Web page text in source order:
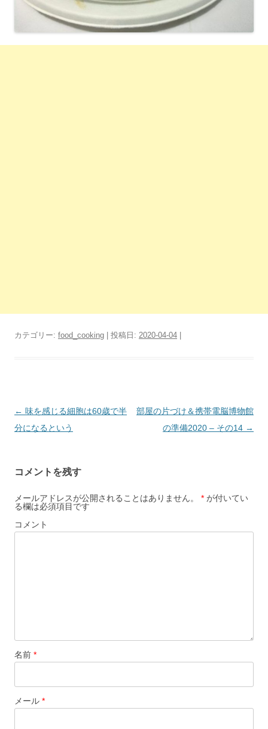
カテゴリー: food_cooking | 投稿日: 2020-04-04 |
投
稿
ゲ
ー
シ
ョ
← 味を感じる細胞は60歳で半
分になるという
部屋の片づけ＆携帯電脳博物館
の準備2020 – その14 →
コメントを残す
メールアドレスが公開されることはありません。 * が付いてい
る欄は必須項目です
コメント
名前 *
メール *